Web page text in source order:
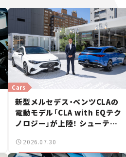
Cars
新型メルセデス・ベンツCLAの
電動モデル「CLA with EQテク
ノロジー」が上陸！ シューティ
ース】
2026.07.30